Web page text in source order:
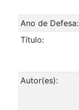
Ano de Defesa:
Título:
Autor(es):